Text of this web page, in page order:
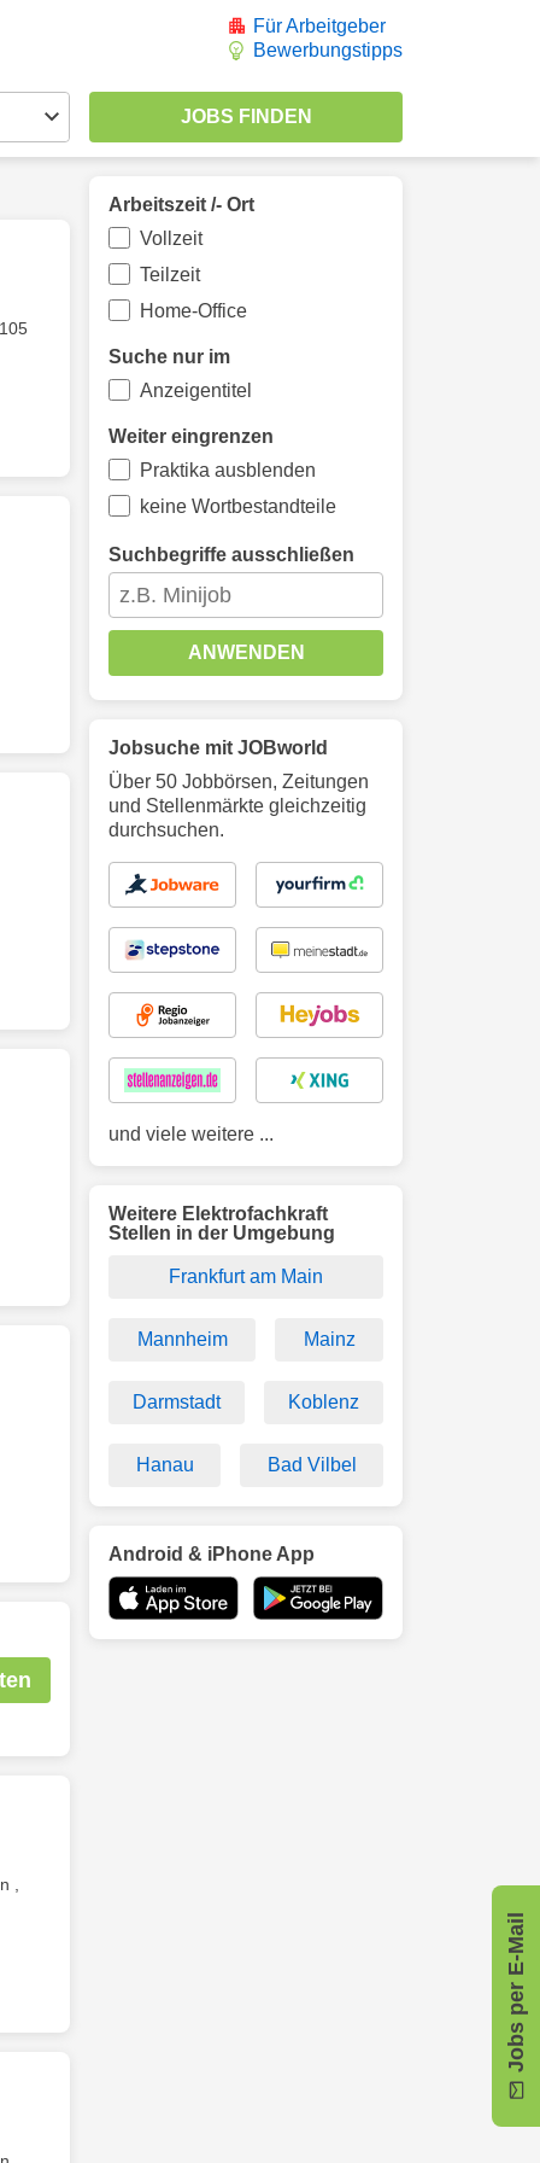
Für Arbeitgeber
Bewerbungstipps
,
Jobs per E-Mail
Arbeitszeit /- Ort
Vollzeit
Teilzeit
Home-Office
Suche nur im
Anzeigentitel
Weiter eingrenzen
Praktika ausblenden
keine Wortbestandteile
Suchbegriffe ausschließen
ANWENDEN
Jobsuche mit JOBworld
Über 50 Jobbörsen, Zeitungen
und Stellenmärkte gleichzeitig
durchsuchen.
und viele weitere ...
Weitere Elektrofachkraft
Stellen in der Umgebung
Frankfurt am Main
Mannheim Mainz
Darmstadt Koblenz
Hanau Bad Vilbel
Android & iPhone App